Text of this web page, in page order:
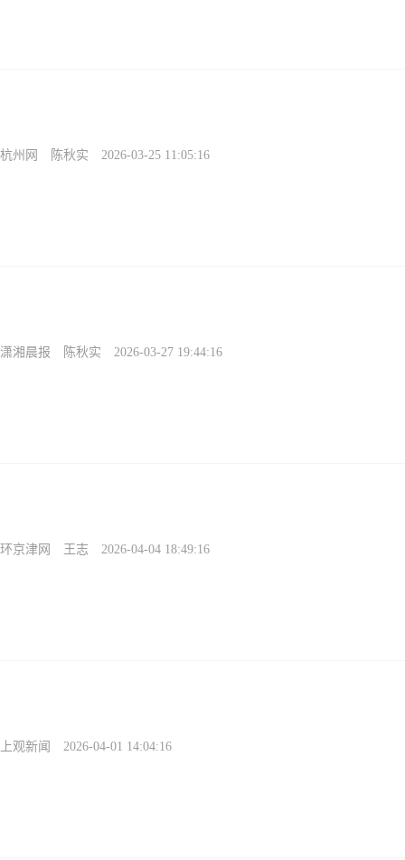
杭州网 陈秋实 2026-03-25 11:05:16
潇湘晨报 陈秋实 2026-03-27 19:44:16
环京津网 王志 2026-04-04 18:49:16
上观新闻 2026-04-01 14:04:16